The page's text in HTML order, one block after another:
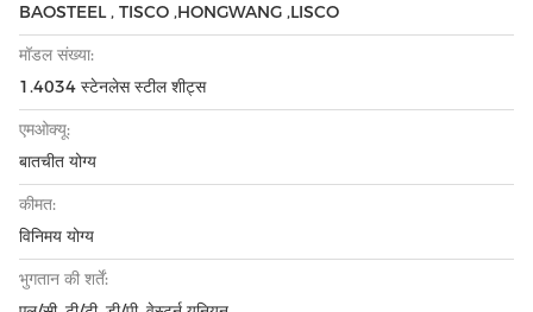
BAOSTEEL , TISCO ,HONGWANG ,LISCO
मॉडल संख्या:
1.4034 स्टेनलेस स्टील शीट्स
एमओक्यू:
बातचीत योग्य
कीमत:
विनिमय योग्य
भुगतान की शर्तें: